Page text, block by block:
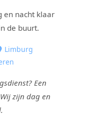
en nacht klaar
de buurt.
Limburg
Een
zijn dag en